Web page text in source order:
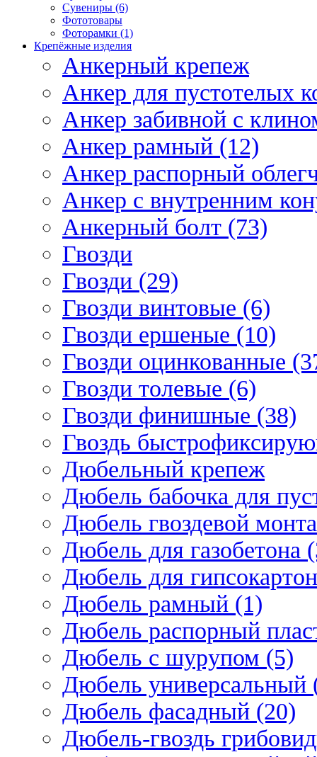
Сувениры (6)
Фототовары
Фоторамки (1)
Крепёжные изделия
Анкерный крепеж
Анкер для пустотелых
Анкер забивной с
Анкер рамный (12)
Анкер распорный
Анкер с внутренним
Анкерный болт (73)
Гвозди
Гвозди (29)
Гвозди винтовые (6)
Гвозди ершеные (10)
Гвозди оцинкованные
Гвозди толевые (6)
Гвозди финишные (38)
Гвоздь
Дюбельный крепеж
Дюбель бабочка для
Дюбель гвоздевой
Дюбель для газобетона
Дюбель для
Дюбель рамный (1)
Дюбель распорный
Дюбель с шурупом (5)
Дюбель универсальный
Дюбель фасадный (20)
Дюбель-гвоздь